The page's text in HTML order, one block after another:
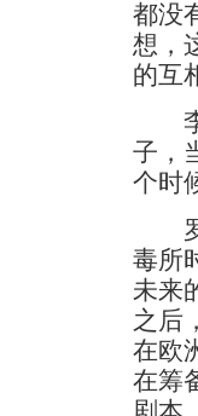
都没
想，
的互
李
子，
个时
罗
毒所
未来
之后
在欧
在筹